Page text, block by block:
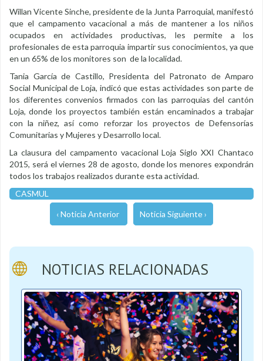
Willan Vicente Sinche, presidente de la Junta Parroquial, manifestó
que el campamento vacacional a más de mantener a los niños
ocupados en actividades productivas, les permite a los
profesionales de esta parroquia impartir sus conocimientos, ya que
en un 65% de los monitores son de la localidad.
Tania García de Castillo, Presidenta del Patronato de Amparo
Social Municipal de Loja, indicó que estas actividades son parte de
los diferentes convenios firmados con las parroquias del cantón
Loja, donde los proyectos también están encaminados a trabajar
con la niñez, así como reforzar los proyectos de Defensorías
Comunitarias y Mujeres y Desarrollo local.
La clausura del campamento vacacional Loja Siglo XXI Chantaco
2015, será el viernes 28 de agosto, donde los menores expondrán
todos los trabajos realizados durante esta actividad.
CASMUL
‹ Noticia Anterior Noticia Siguiente ›
NOTICIAS RELACIONADAS